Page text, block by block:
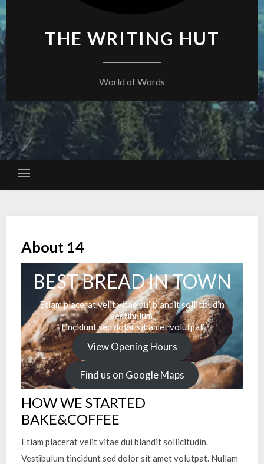
THE WRITING HUT
World of Words
About 14
BEST BREAD IN TOWN
Etiam placerat velit vitae dui blandit sollicitudin
vestibulum.
Tincidunt sed dolor sit amet volutpat.
View Opening Hours
Find us on Google Maps
HOW WE STARTED
BAKE&COFFEE
Etiam placerat velit vitae dui blandit sollicitudin.
Vestibulum tincidunt sed dolor sit amet volutpat. Nullam